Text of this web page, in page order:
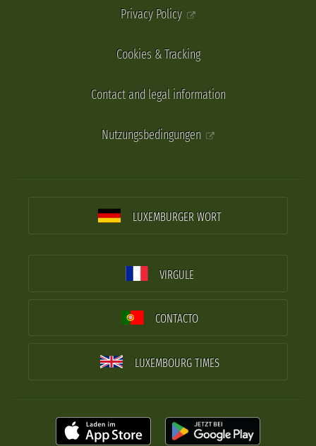
Privacy Policy
Cookies & Tracking
Contact and legal information
Nutzungsbedingungen
LUXEMBURGER WORT
VIRGULE
CONTACTO
LUXEMBOURG TIMES